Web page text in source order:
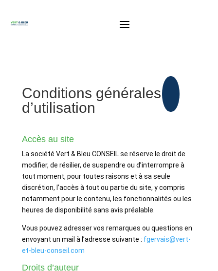
Conditions générales
d’utilisation
Accès au site
La société Vert & Bleu CONSEIL se réserve le droit de
modifier, de résilier, de suspendre ou d’interrompre à
tout moment, pour toutes raisons et à sa seule
discrétion, l’accès à tout ou partie du site, y compris
notamment pour le contenu, les fonctionnalités ou les
heures de disponibilité sans avis préalable.
Vous pouvez adresser vos remarques ou questions en
envoyant un mail à l’adresse suivante : fgervais@vert-
et-bleu-conseil.com
Droits d’auteur